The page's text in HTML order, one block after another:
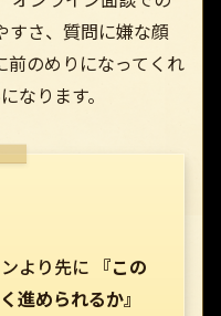
すさ、質問に嫌な顔
前のめりになってくれ
なります。
より先に 『この
進められるか』